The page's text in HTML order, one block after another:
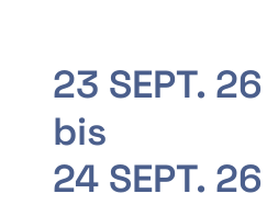
23 SEPT. 26
bis
24 SEPT. 26